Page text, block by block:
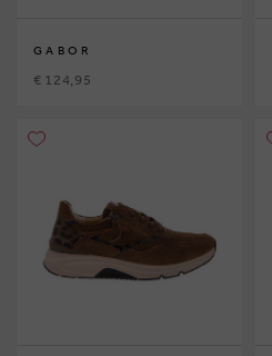
GABOR
€ 124,95